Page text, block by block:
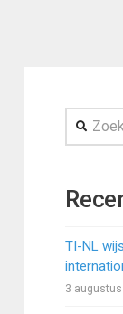
Zoeken
TI-NL
3